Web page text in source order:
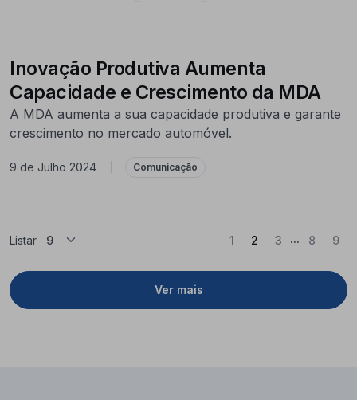
Inovação Produtiva Aumenta
Capacidade e Crescimento da MDA
A MDA aumenta a sua capacidade produtiva e garante
crescimento no mercado automóvel.
9 de Julho 2024 Comunicação
Listar
Ver mais
1 2 (Atual)
3 ... 8 9